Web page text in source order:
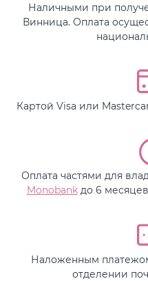
Наличными при
Винница. Оплата
Картой Visa или
Оплата частями для
Monobankдо 6
Наложенным
отделении